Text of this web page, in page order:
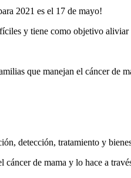
2021 es el 17 de mayo!
y tiene como objetivo aliviar
que manejan el cáncer de
detección, tratamiento y
de mama y lo hace a